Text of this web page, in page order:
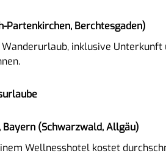
Partenkirchen, Berchtesgaden)
Wanderurlaub, inklusive
(Schwarzwald, Allgäu)
Wellnesshotel kostet